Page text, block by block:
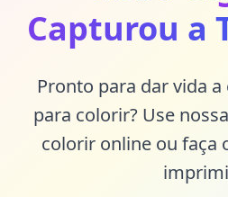
Capturou a
Pronto para dar vida
para colorir? Use
colorir online ou faça